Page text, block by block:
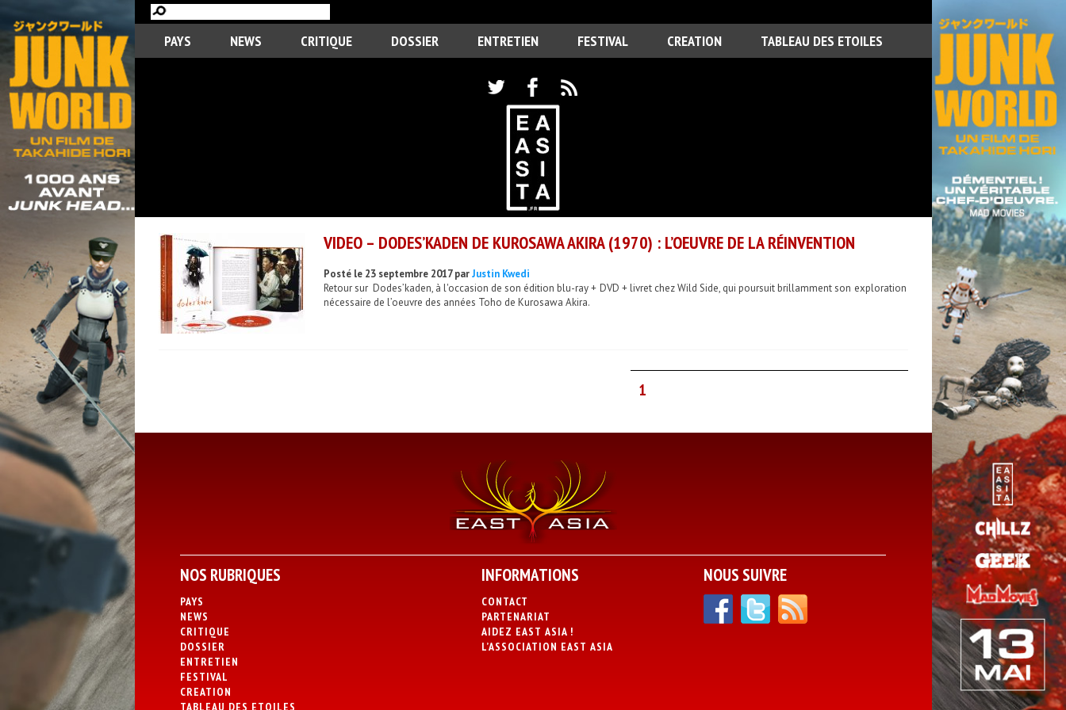
PAYS NEWS CRITIQUE DOSSIER ENTRETIEN FESTIVAL CREATION TABLEAU DES ETOILES
VIDEO – DODES’KADEN DE KUROSAWA AKIRA (1970) : L’OEUVRE DE LA RÉINVENTION
Posté le 23 septembre 2017 parJustin Kwedi
Retour sur Dodes’kaden, à l'occasion de son édition blu-ray + DVD + livret chez Wild Side, qui poursuit brillamment son exploration
nécessaire de l’oeuvre des années Toho de Kurosawa Akira.
1
NOS RUBRIQUES
PAYS
NEWS
CRITIQUE
DOSSIER
ENTRETIEN
FESTIVAL
CREATION
TABLEAU DES ETOILES
INFORMATIONS
CONTACT
PARTENARIAT
AIDEZ EAST ASIA !
L’ASSOCIATION EAST ASIA
NOUS SUIVRE